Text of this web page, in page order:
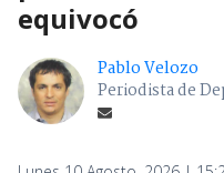
equivocó
Pablo Velozo
Periodista de